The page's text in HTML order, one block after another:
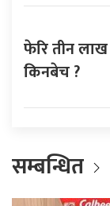
फेरि तीन
किनबेच ?
सम्बन्धित